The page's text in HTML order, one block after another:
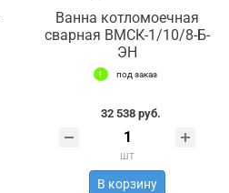
Ванна котломоечная
сварная ВМСК-1/10/8-Б-
ЭН
под заказ
32 538 руб.
шт
В корзину